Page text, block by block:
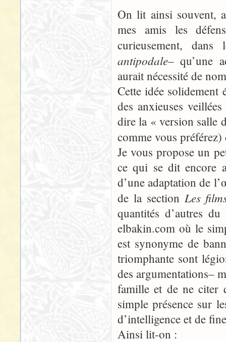
On lit ainsi souvent,
mes amis les
curieusement,
antipodale– qu’une
aurait nécessité de
Cette idée solidement
des anxieuses
dire la « version salle
comme vous
Je vous propose un
ce qui se dit encore
d’une adaptation de
de la section Les
quantités d’autres
elbakin.com où le
est synonyme de
triomphante sont
des argumentations–
famille et de ne citer
simple présence sur
d’intelligence et de
Ainsi lit-on :